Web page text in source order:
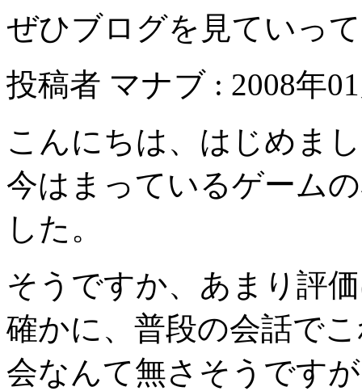
ぜひブログを見ていっ
投稿者 マナブ : 2008年
こんにちは、はじめま
今はまっているゲーム
した。
そうですか、あまり評
確かに、普段の会話で
会なんて無さそうです